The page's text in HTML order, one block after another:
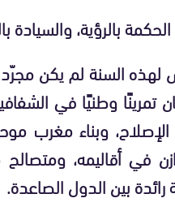
بالرؤية، والسيادة
السنة لم يكن
تمرينًا وطنيًا في
وبناء مغرب
في أقاليمه، ومتصالح
بين الدول الصاعدة.